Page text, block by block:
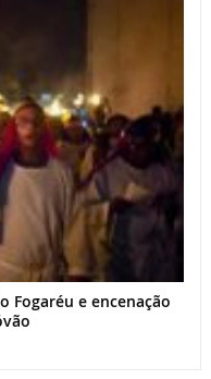
Fogaréu e encenação